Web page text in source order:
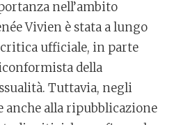
nell’ambito
Vivien è stata a lungo
ufficiale, in parte
della
Tuttavia, negli
alla ripubblicazione